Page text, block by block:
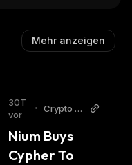
Mehr anzeigen
30T
vor
•
Crypto A
Nium Buys
Cypher To